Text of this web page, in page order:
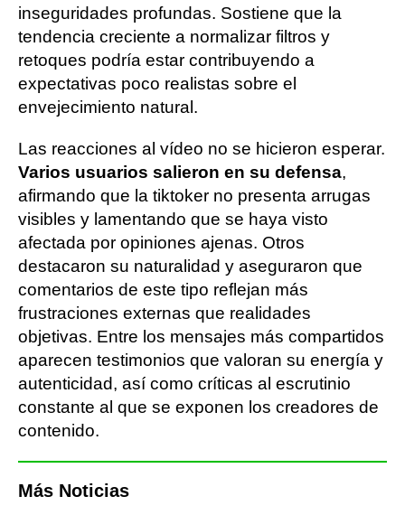
inseguridades profundas. Sostiene que la
tendencia creciente a normalizar filtros y
retoques podría estar contribuyendo a
expectativas poco realistas sobre el
envejecimiento natural.
Las reacciones al vídeo no se hicieron esperar.
Varios usuarios salieron en su defensa,
afirmando que la tiktoker no presenta arrugas
visibles y lamentando que se haya visto
afectada por opiniones ajenas. Otros
destacaron su naturalidad y aseguraron que
comentarios de este tipo reflejan más
frustraciones externas que realidades
objetivas. Entre los mensajes más compartidos
aparecen testimonios que valoran su energía y
autenticidad, así como críticas al escrutinio
constante al que se exponen los creadores de
contenido.
Más Noticias